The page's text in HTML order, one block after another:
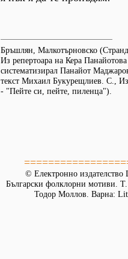
Бръшлян, Малкотърновско
Из репертоара на Кера
систематизирал Панайот
текст Михаил Букурещлиев. С.,
- "Пейте си, пейте, пиленца").
© Електронно издателство
Български фолклорни мотиви.
Тодор Моллов. Варна: